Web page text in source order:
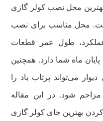
بهترین محل نصب کولر گازی
محل مناسب برای نصب
طول عمر قطعات
ماه شما دارد. همچنین
می‌تواند پرتاب باد را
شود. در این مقاله
بهترین جای کولر گازی